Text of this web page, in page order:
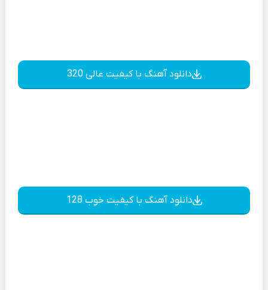
دانلود آهنگ با کیفیت عالی 320
دانلود آهنگ با کیفیت خوب 128